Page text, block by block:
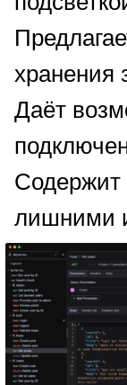
хранения
Даёт
Содержит
лишними